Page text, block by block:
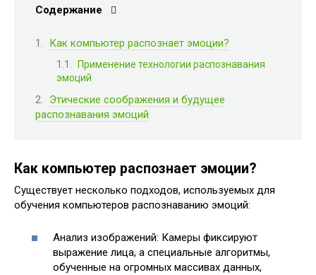
Содержание
Как компьютер распознает эмоции?
Применение технологии распознавания
эмоций
Этические соображения и будущее
распознавания эмоций
Как компьютер распознает эмоции?
Существует несколько подходов, используемых для
обучения компьютеров распознаванию эмоций:
Анализ изображений: Камеры фиксируют
выражение лица, а специальные алгоритмы,
обученные на огромных массивах данных,